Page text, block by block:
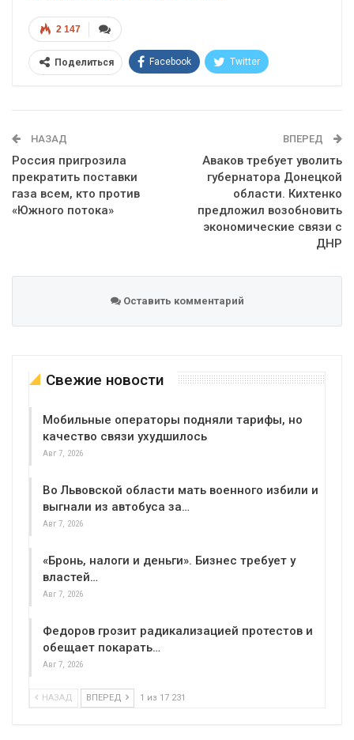
2 147
Поделиться Facebook Twitter
НАЗАД
Россия пригрозила
прекратить поставки
газа всем, кто против
«Южного потока»
ВПЕРЕД
Аваков требует уволить
губернатора Донецкой
области. Кихтенко
предложил возобновить
экономические связи с
ДНР
Оставить комментарий
Свежие новости
Мобильные операторы подняли тарифы, но
качество связи ухудшилось
Авг 7, 2026
Во Львовской области мать военного избили и
выгнали из автобуса за…
Авг 7, 2026
«Бронь, налоги и деньги». Бизнес требует у
властей…
Авг 7, 2026
Федоров грозит радикализацией протестов и
обещает покарать…
Авг 7, 2026
НАЗАД ВПЕРЕД 1 из 17 231